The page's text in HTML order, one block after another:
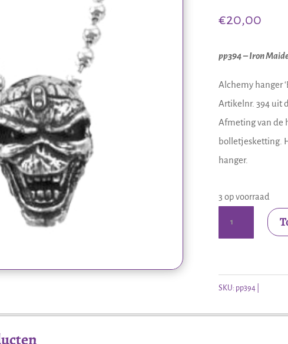
€20,00
pp394 – Iron
Alchemy hanger
Artikelnr. 394 uit
Afmeting van de
bolletjesketting.
hanger.
3 op voorraad
Iron
Maiden
SKU: pp394